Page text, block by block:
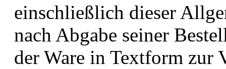
einschließlich dieser
nach Abgabe seiner
der Ware in Textform zur